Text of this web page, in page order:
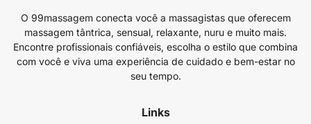
O 99massagem conecta você a massagistas que oferecem
massagem tântrica, sensual, relaxante, nuru e muito mais.
Encontre profissionais confiáveis, escolha o estilo que combina
com você e viva uma experiência de cuidado e bem-estar no
seu tempo.
Links